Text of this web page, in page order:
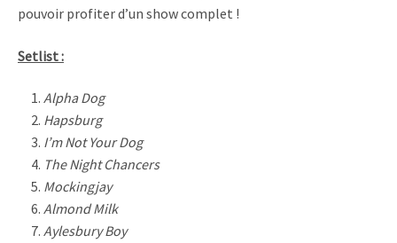
pouvoir profiter d’un show complet !
Setlist :
Alpha Dog
Hapsburg
I’m Not Your Dog
The Night Chancers
Mockingjay
Almond Milk
Aylesbury Boy